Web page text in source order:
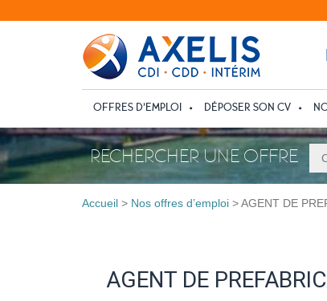
OFFRES D’EMPLOI DÉPOSER SON CV
RECHERCHER UNE OFFRE
Accueil > Nos offres d’emploi >AGENT DE
AGENT DE